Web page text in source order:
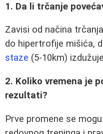
1. Da li trčanje
Zavisi od načina
do hipertrofije mišića,
staze (5-10km)
2. Koliko vremena je
rezultati?
Prve promene se